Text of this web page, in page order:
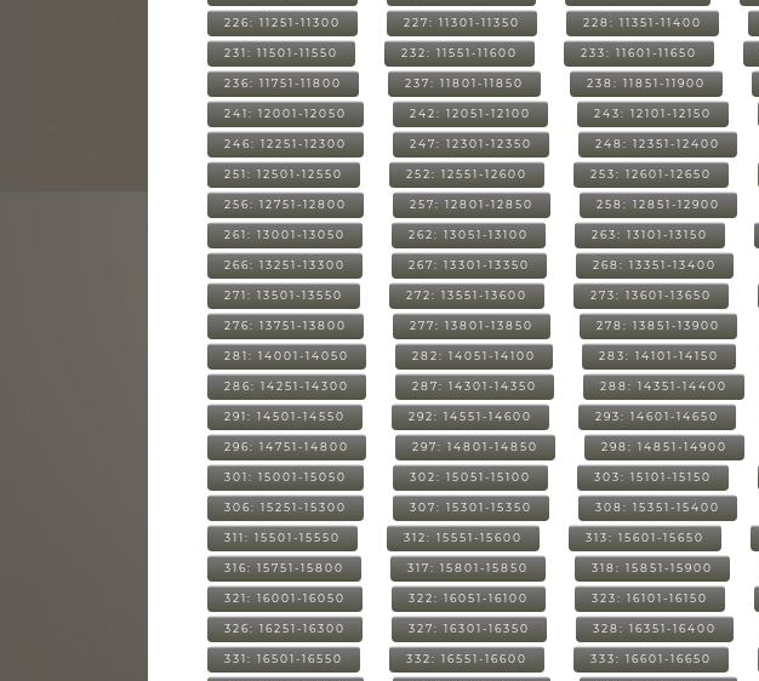
226: 11251-11300 227: 11301-11350 228: 11351-11400
231: 11501-11550 232: 11551-11600 233: 11601-11650
236: 11751-11800 237: 11801-11850 238: 11851-11900
241: 12001-12050 242: 12051-12100 243: 12101-12150
246: 12251-12300 247: 12301-12350 248: 12351-12400
251: 12501-12550 252: 12551-12600 253: 12601-12650
256: 12751-12800 257: 12801-12850 258: 12851-12900
261: 13001-13050 262: 13051-13100 263: 13101-13150
266: 13251-13300 267: 13301-13350 268: 13351-13400
271: 13501-13550 272: 13551-13600 273: 13601-13650
276: 13751-13800 277: 13801-13850 278: 13851-13900
281: 14001-14050 282: 14051-14100 283: 14101-14150
286: 14251-14300 287: 14301-14350 288: 14351-14400
291: 14501-14550 292: 14551-14600 293: 14601-14650
296: 14751-14800 297: 14801-14850 298: 14851-14900
301: 15001-15050 302: 15051-15100 303: 15101-15150
306: 15251-15300 307: 15301-15350 308: 15351-15400
311: 15501-15550 312: 15551-15600 313: 15601-15650
316: 15751-15800 317: 15801-15850 318: 15851-15900
321: 16001-16050 322: 16051-16100 323: 16101-16150
326: 16251-16300 327: 16301-16350 328: 16351-16400
331: 16501-16550 332: 16551-16600 333: 16601-16650